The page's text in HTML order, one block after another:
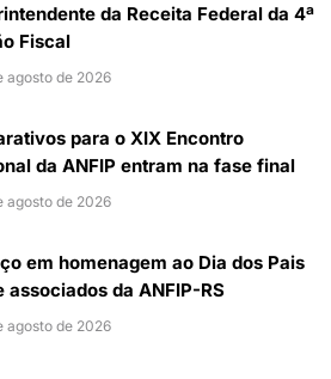
da Receita Federal da 4ª
Fiscal
agosto de 2026
para o XIX Encontro
da ANFIP entram na fase final
agosto de 2026
em homenagem ao Dia dos Pais
associados da ANFIP-RS
agosto de 2026